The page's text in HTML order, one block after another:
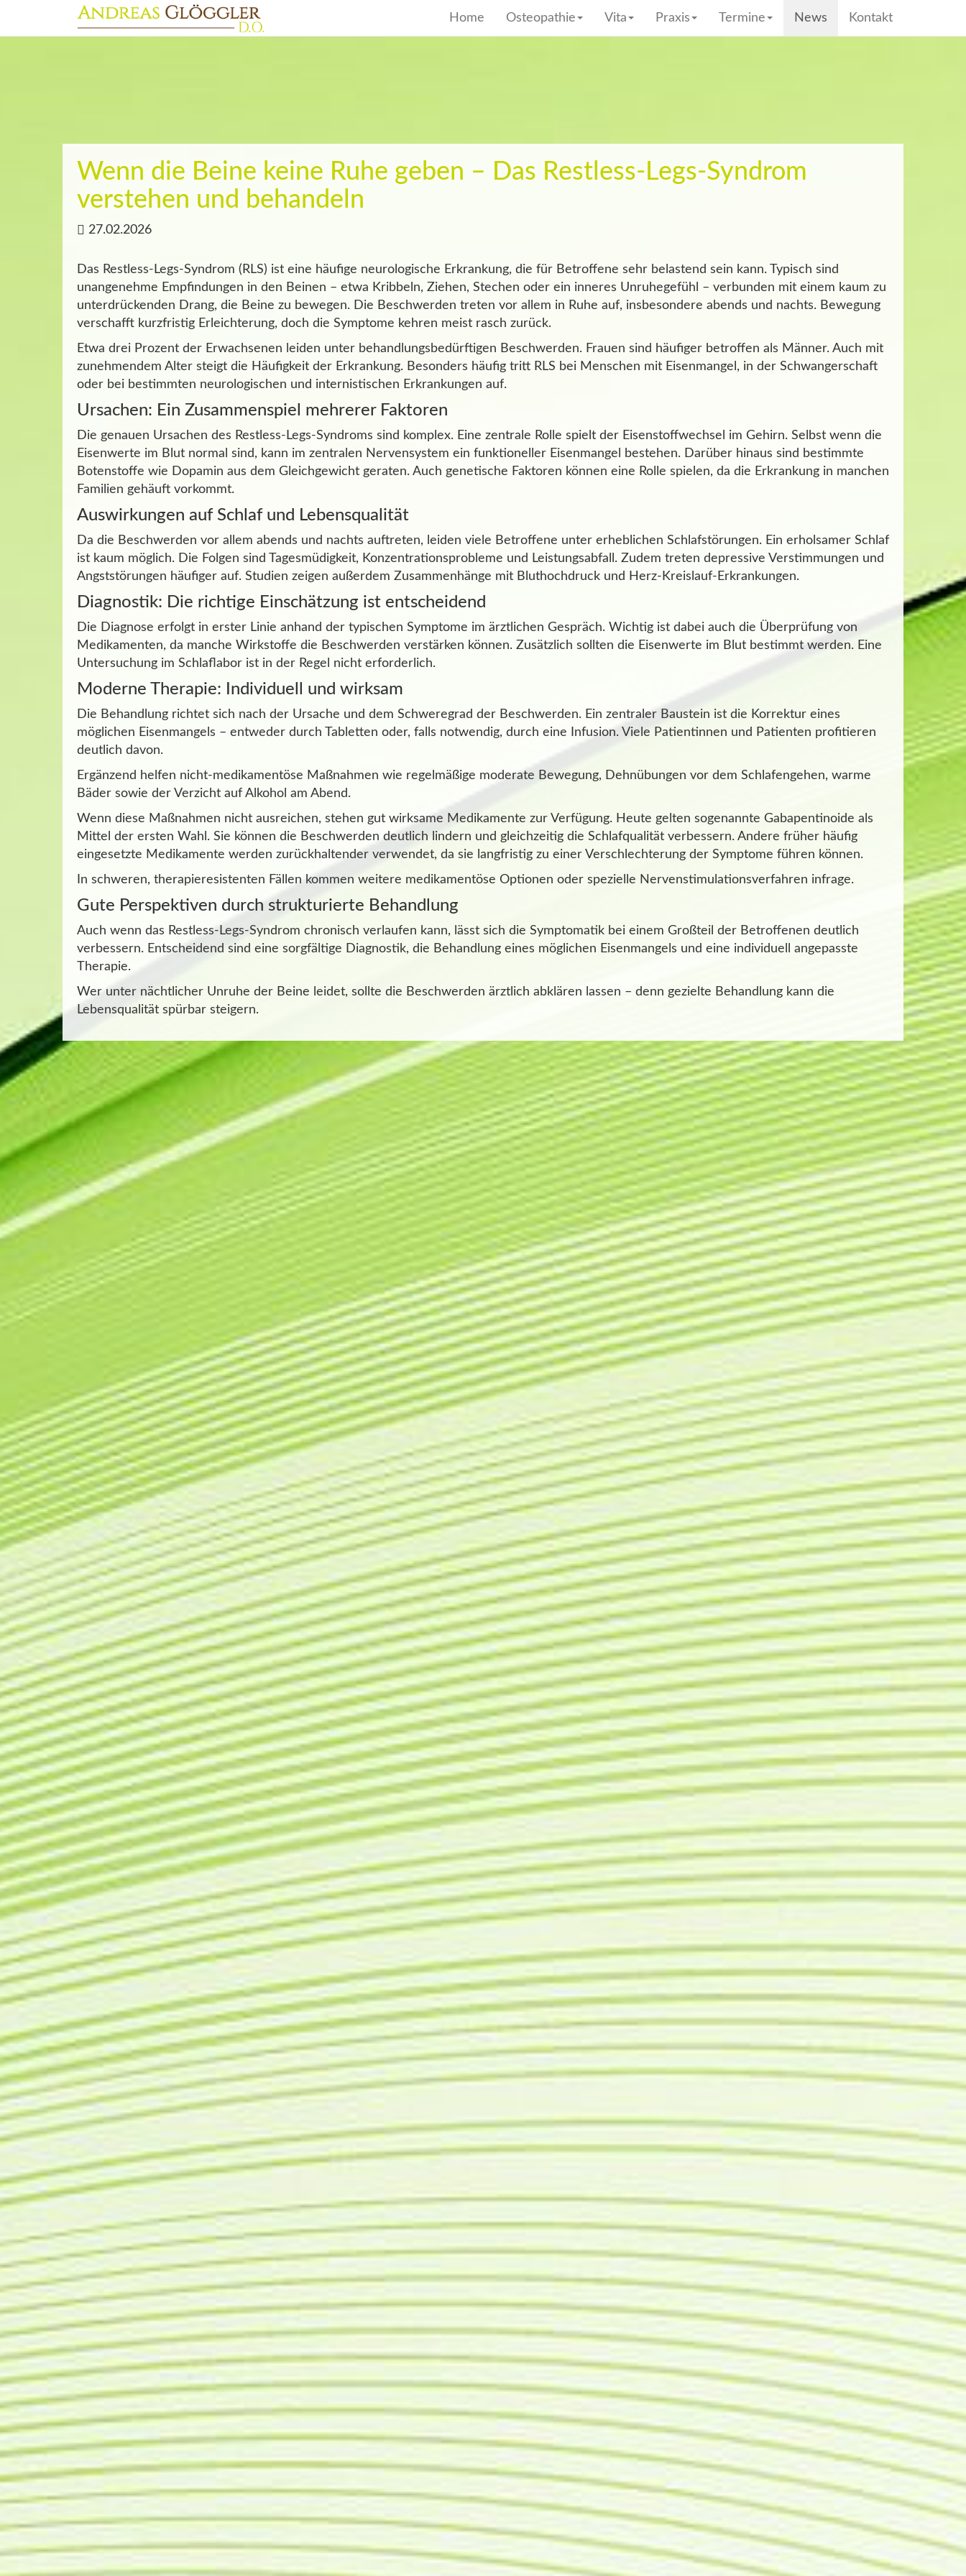
Home Osteopathie Vita Praxis Termine News Kontakt
Wenn die Beine keine Ruhe geben – Das Restless-Legs-Syndrom
verstehen und behandeln
27.02.2026
Das Restless-Legs-Syndrom (RLS) ist eine häufige neurologische Erkrankung, die für Betroffene sehr belastend sein kann. Typisch sind
unangenehme Empfindungen in den Beinen – etwa Kribbeln, Ziehen, Stechen oder ein inneres Unruhegefühl – verbunden mit einem kaum zu
unterdrückenden Drang, die Beine zu bewegen. Die Beschwerden treten vor allem in Ruhe auf, insbesondere abends und nachts. Bewegung
verschafft kurzfristig Erleichterung, doch die Symptome kehren meist rasch zurück.
Etwa drei Prozent der Erwachsenen leiden unter behandlungsbedürftigen Beschwerden. Frauen sind häufiger betroffen als Männer. Auch mit
zunehmendem Alter steigt die Häufigkeit der Erkrankung. Besonders häufig tritt RLS bei Menschen mit Eisenmangel, in der Schwangerschaft
oder bei bestimmten neurologischen und internistischen Erkrankungen auf.
Ursachen: Ein Zusammenspiel mehrerer Faktoren
Die genauen Ursachen des Restless-Legs-Syndroms sind komplex. Eine zentrale Rolle spielt der Eisenstoffwechsel im Gehirn. Selbst wenn die
Eisenwerte im Blut normal sind, kann im zentralen Nervensystem ein funktioneller Eisenmangel bestehen. Darüber hinaus sind bestimmte
Botenstoffe wie Dopamin aus dem Gleichgewicht geraten. Auch genetische Faktoren können eine Rolle spielen, da die Erkrankung in manchen
Familien gehäuft vorkommt.
Auswirkungen auf Schlaf und Lebensqualität
Da die Beschwerden vor allem abends und nachts auftreten, leiden viele Betroffene unter erheblichen Schlafstörungen. Ein erholsamer Schlaf
ist kaum möglich. Die Folgen sind Tagesmüdigkeit, Konzentrationsprobleme und Leistungsabfall. Zudem treten depressive Verstimmungen und
Angststörungen häufiger auf. Studien zeigen außerdem Zusammenhänge mit Bluthochdruck und Herz-Kreislauf-Erkrankungen.
Diagnostik: Die richtige Einschätzung ist entscheidend
Die Diagnose erfolgt in erster Linie anhand der typischen Symptome im ärztlichen Gespräch. Wichtig ist dabei auch die Überprüfung von
Medikamenten, da manche Wirkstoffe die Beschwerden verstärken können. Zusätzlich sollten die Eisenwerte im Blut bestimmt werden. Eine
Untersuchung im Schlaflabor ist in der Regel nicht erforderlich.
Moderne Therapie: Individuell und wirksam
Die Behandlung richtet sich nach der Ursache und dem Schweregrad der Beschwerden. Ein zentraler Baustein ist die Korrektur eines
möglichen Eisenmangels – entweder durch Tabletten oder, falls notwendig, durch eine Infusion. Viele Patientinnen und Patienten profitieren
deutlich davon.
Ergänzend helfen nicht-medikamentöse Maßnahmen wie regelmäßige moderate Bewegung, Dehnübungen vor dem Schlafengehen, warme
Bäder sowie der Verzicht auf Alkohol am Abend.
Wenn diese Maßnahmen nicht ausreichen, stehen gut wirksame Medikamente zur Verfügung. Heute gelten sogenannte Gabapentinoide als
Mittel der ersten Wahl. Sie können die Beschwerden deutlich lindern und gleichzeitig die Schlafqualität verbessern. Andere früher häufig
eingesetzte Medikamente werden zurückhaltender verwendet, da sie langfristig zu einer Verschlechterung der Symptome führen können.
In schweren, therapieresistenten Fällen kommen weitere medikamentöse Optionen oder spezielle Nervenstimulationsverfahren infrage.
Gute Perspektiven durch strukturierte Behandlung
Auch wenn das Restless-Legs-Syndrom chronisch verlaufen kann, lässt sich die Symptomatik bei einem Großteil der Betroffenen deutlich
verbessern. Entscheidend sind eine sorgfältige Diagnostik, die Behandlung eines möglichen Eisenmangels und eine individuell angepasste
Therapie.
Wer unter nächtlicher Unruhe der Beine leidet, sollte die Beschwerden ärztlich abklären lassen – denn gezielte Behandlung kann die
Lebensqualität spürbar steigern.